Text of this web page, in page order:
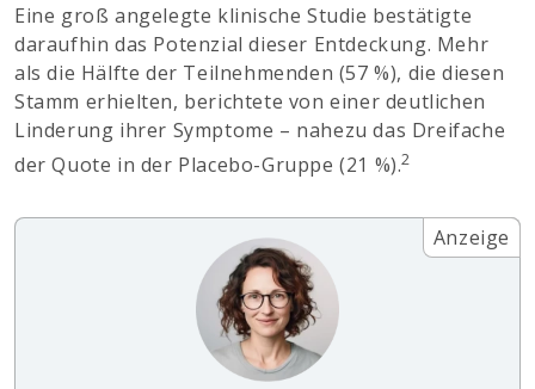
Eine groß angelegte klinische Studie bestätigte
daraufhin das Potenzial dieser Entdeckung. Mehr
als die Hälfte der Teilnehmenden (57 %), die diesen
Stamm erhielten, berichtete von einer deutlichen
Linderung ihrer Symptome – nahezu das Dreifache
der Quote in der Placebo-Gruppe (21 %).2
Anzeige